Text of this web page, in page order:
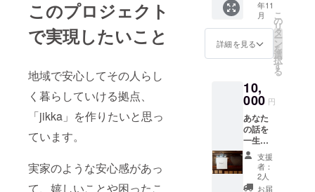
このプロジェクト
で実現したいこと
地域で安心してその人らし
く暮らしていける拠点、
「jikka」を作りたいと思っ
ています。
実家のような安心感があっ
て、嬉しいことや困ったこ
す。 ・
KISSA
ZEROIC
HIさん
ドド
リップ
個 ・Ａ
andさん
のお野
菜ミニ
ベーグ
ル1袋
・
の晩ご
飯に参
加でき
るチ
ケット
しい食
事と空
気感を
お楽し
みくだ
さい。
※2022
年11月
12日
(土)18:0
年11
月
詳細を見る
こ
の
リ
タ
ー
ン
を
選
択
す
る
10,
000 円
あなた
の話を
一生懸
命聞き
ます
券。 …
おむす
支援
者：
2人
お届